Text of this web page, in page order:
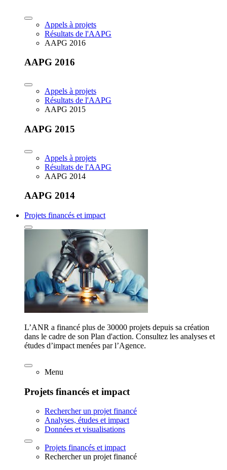
Appels à projets
Résultats de l'AAPG
AAPG 2016
AAPG 2016
Appels à projets
Résultats de l'AAPG
AAPG 2015
AAPG 2015
Appels à projets
Résultats de l'AAPG
AAPG 2014
AAPG 2014
Projets financés et impact
L’ANR a financé plus de 30000 projets depuis sa création
dans le cadre de son Plan d'action. Consultez les analyses et
études d’impact menées par l’Agence.
Menu
Projets financés et impact
Rechercher un projet financé
Analyses, études et impact
Données et visualisations
Projets financés et impact
Rechercher un projet financé